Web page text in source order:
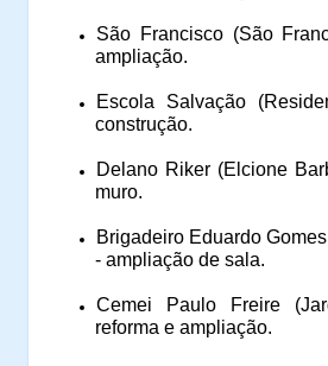
São Francisco (São
ampliação.
Escola Salvação
construção.
Delano Riker (Elcione
muro.
Brigadeiro Eduardo
- ampliação de sala.
Cemei Paulo Freire
reforma e ampliação.